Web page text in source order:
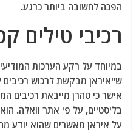
הפכה לחשובה ביותר כרגע.
רכיבי טילים
במיוחד על רקע הערכות
ש"איראן מבקשת לרכוש רכיבים
אישר כי טהרן מייבאת רכיבים
בליסטיים, על פי אתר וואלה.
על איראן מאשרים שהוא יודע